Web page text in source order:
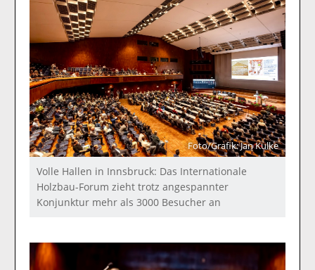
Foto/Grafik: Jan Kulke
Volle Hallen in Innsbruck: Das Internationale
Holzbau-Forum zieht trotz angespannter
Konjunktur mehr als 3000 Besucher an